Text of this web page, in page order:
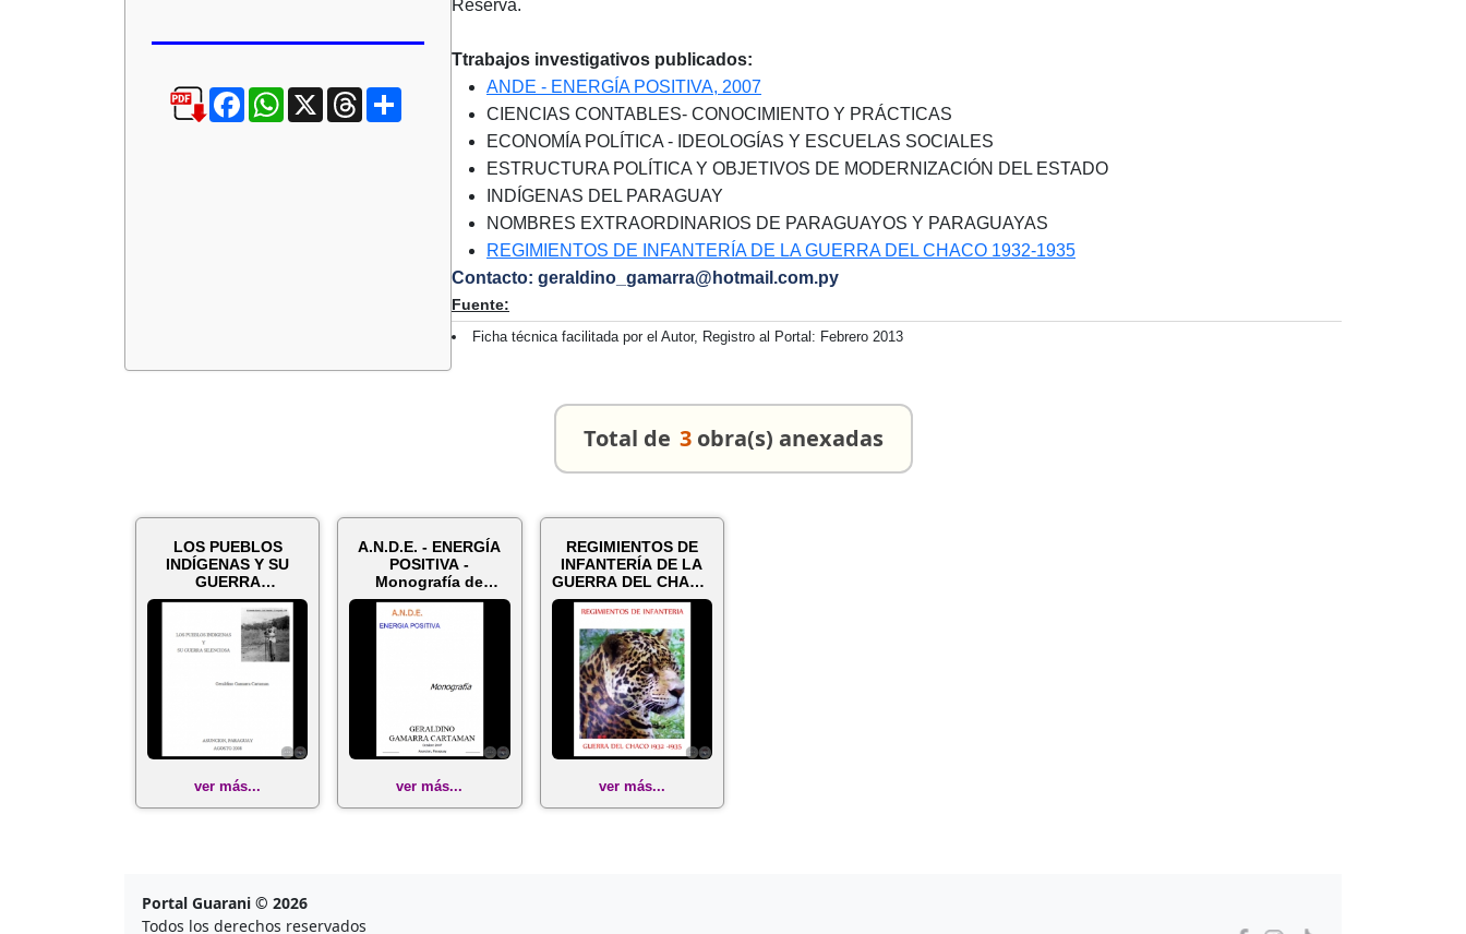
FacebookWhatsApp
X ThreadsCompartir
Reserva.
Ttrabajos investigativos publicados:
ANDE - ENERGÍA POSITIVA, 2007
CIENCIAS CONTABLES- CONOCIMIENTO Y PRÁCTICAS
ECONOMÍA POLÍTICA - IDEOLOGÍAS Y ESCUELAS SOCIALES
ESTRUCTURA POLÍTICA Y OBJETIVOS DE MODERNIZACIÓN DEL ESTADO
INDÍGENAS DEL PARAGUAY
NOMBRES EXTRAORDINARIOS DE PARAGUAYOS Y PARAGUAYAS
REGIMIENTOS DE INFANTERÍA DE LA GUERRA DEL CHACO 1932-1935
Contacto: geraldino_gamarra@hotmail.com.py
Fuente:
Ficha técnica facilitada por el Autor, Registro al Portal: Febrero 2013
Total de 3 obra(s) anexadas
LOS PUEBLOS
INDÍGENAS Y SU
GUERRA
SILENCIOSA, 2008 -
Por GERALDIN...
ver más...
A.N.D.E. - ENERGÍA
POSITIVA -
Monografía de
GERALDINO
GAMARRA CAR...
ver más...
REGIMIENTOS DE
INFANTERÍA DE LA
GUERRA DEL CHACO
1932-1935 - Por ...
ver más...
Portal Guarani © 2026
Todos los derechos reservados